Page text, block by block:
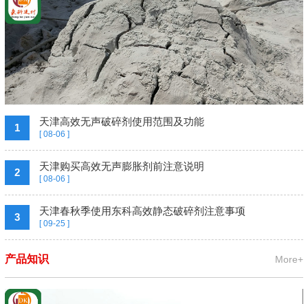
1
天津高效无声破碎剂使用范围及功能
[ 08-06 ]
2
天津购买高效无声膨胀剂前注意说明
[ 08-06 ]
3
天津春秋季使用东科高效静态破碎剂注意事项
[ 09-25 ]
产品知识 More+